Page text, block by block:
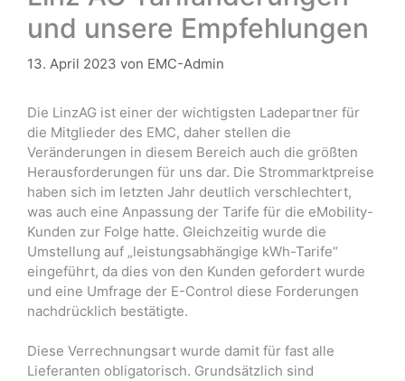
und unsere Empfehlungen
13. April 2023 von EMC-Admin
Die LinzAG ist einer der wichtigsten Ladepartner für
die Mitglieder des EMC, daher stellen die
Veränderungen in diesem Bereich auch die größten
Herausforderungen für uns dar. Die Strommarktpreise
haben sich im letzten Jahr deutlich verschlechtert,
was auch eine Anpassung der Tarife für die eMobility-
Kunden zur Folge hatte. Gleichzeitig wurde die
Umstellung auf „leistungsabhängige kWh-Tarife“
eingeführt, da dies von den Kunden gefordert wurde
und eine Umfrage der E-Control diese Forderungen
nachdrücklich bestätigte.
Diese Verrechnungsart wurde damit für fast alle
Lieferanten obligatorisch. Grundsätzlich sind